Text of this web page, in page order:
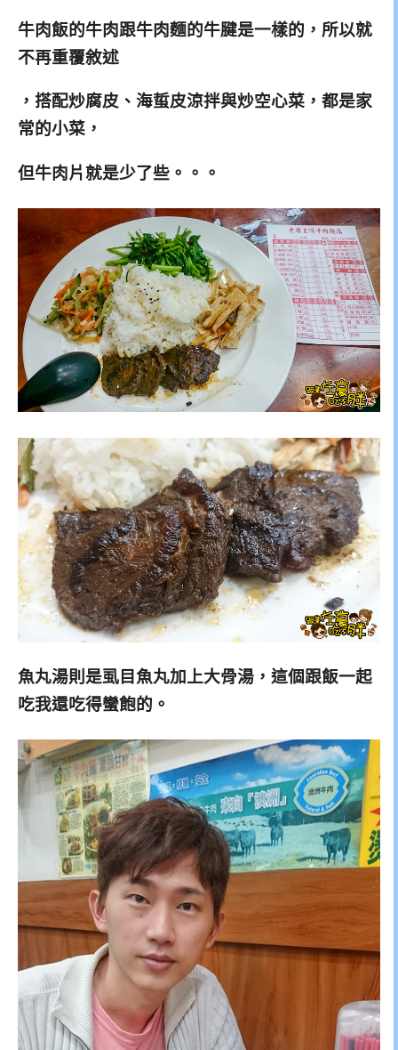
牛肉飯的牛肉跟牛肉麵的牛腱是一樣的，所以就
不再重覆敘述
，搭配炒腐皮、海蜇皮涼拌與炒空心菜，都是家
常的小菜 ，
但牛肉片就是少了些。。。
魚丸湯則是虱目魚丸加上大骨湯，這個跟飯一起
吃我還吃得蠻飽的。